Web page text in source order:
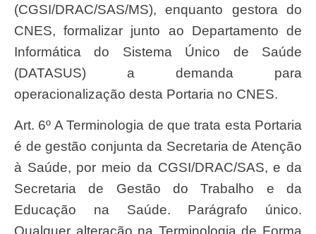
(CGSI/DRAC/SAS/MS), enquanto gestora do
CNES, formalizar junto ao Departamento de
Informática do Sistema Único de Saúde
(DATASUS) a demanda para
operacionalização desta Portaria no CNES.
Art. 6º A Terminologia de que trata esta Portaria
é de gestão conjunta da Secretaria de Atenção
à Saúde, por meio da CGSI/DRAC/SAS, e da
Secretaria de Gestão do Trabalho e da
Educação na Saúde. Parágrafo único.
Qualquer alteração na Terminologia de Forma